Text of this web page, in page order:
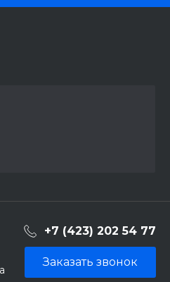
+7 (423) 202 54 77
Заказать звонок